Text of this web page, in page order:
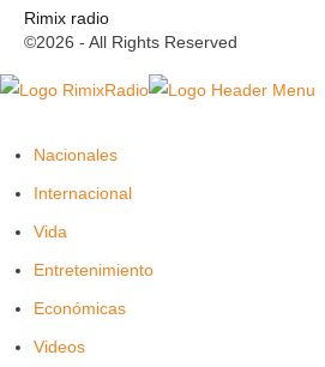
Rimix radio
©2026 - All Rights Reserved
Nacionales
Internacional
Vida
Entretenimiento
Económicas
Videos